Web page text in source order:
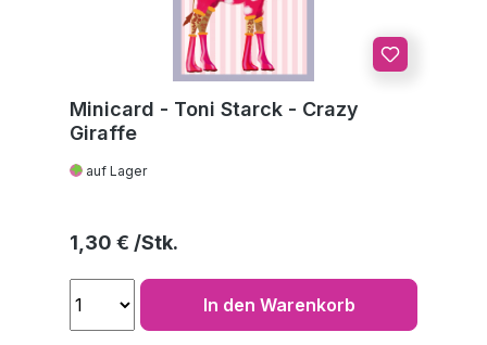
Minicard - Toni Starck - Crazy
Giraffe
auf Lager
Regulärer Preis:
1,30 €
In den Warenkorb